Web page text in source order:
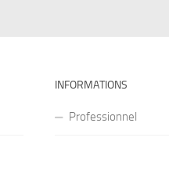
INFORMATIONS
Professionnel